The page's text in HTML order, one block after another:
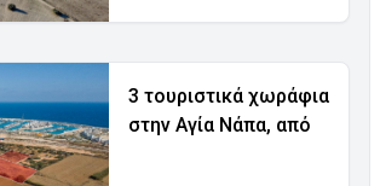
3 τουριστικά χωράφια
στην Αγία Νάπα, από